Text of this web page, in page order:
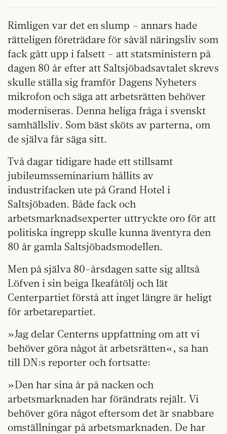
Rimligen var det en slump – annars hade
rätteligen företrädare för såväl näringsliv som
fack gått upp i falsett – att statsministern på
dagen 80 år efter att Saltsjöbadsavtalet skrevs
skulle ställa sig framför Dagens Nyheters
mikrofon och säga att arbetsrätten behöver
moderniseras. Denna heliga fråga i svenskt
samhällsliv. Som bäst sköts av parterna, om
de själva får säga sitt.
Två dagar tidigare hade ett stillsamt
jubileumsseminarium hållits av
industrifacken ute på Grand Hotel i
Saltsjöbaden. Både fack och
arbetsmarknadsexperter uttryckte oro för att
politiska ingrepp skulle kunna äventyra den
80 år gamla Saltsjöbadsmodellen.
Men på själva 80-årsdagen satte sig alltså
Löfven i sin beiga Ikeafåtölj och lät
Centerpartiet förstå att inget längre är heligt
för arbetarepartiet.
»Jag delar Centerns uppfattning om att vi
behöver göra något åt arbetsrätten«, sa han
till DN:s reporter och fortsatte:
»Den har sina år på nacken och
arbetsmarknaden har förändrats rejält. Vi
behöver göra något eftersom det är snabbare
omställningar på arbetsmarknaden. De har